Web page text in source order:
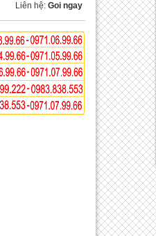
Liên hệ: Goi ngay